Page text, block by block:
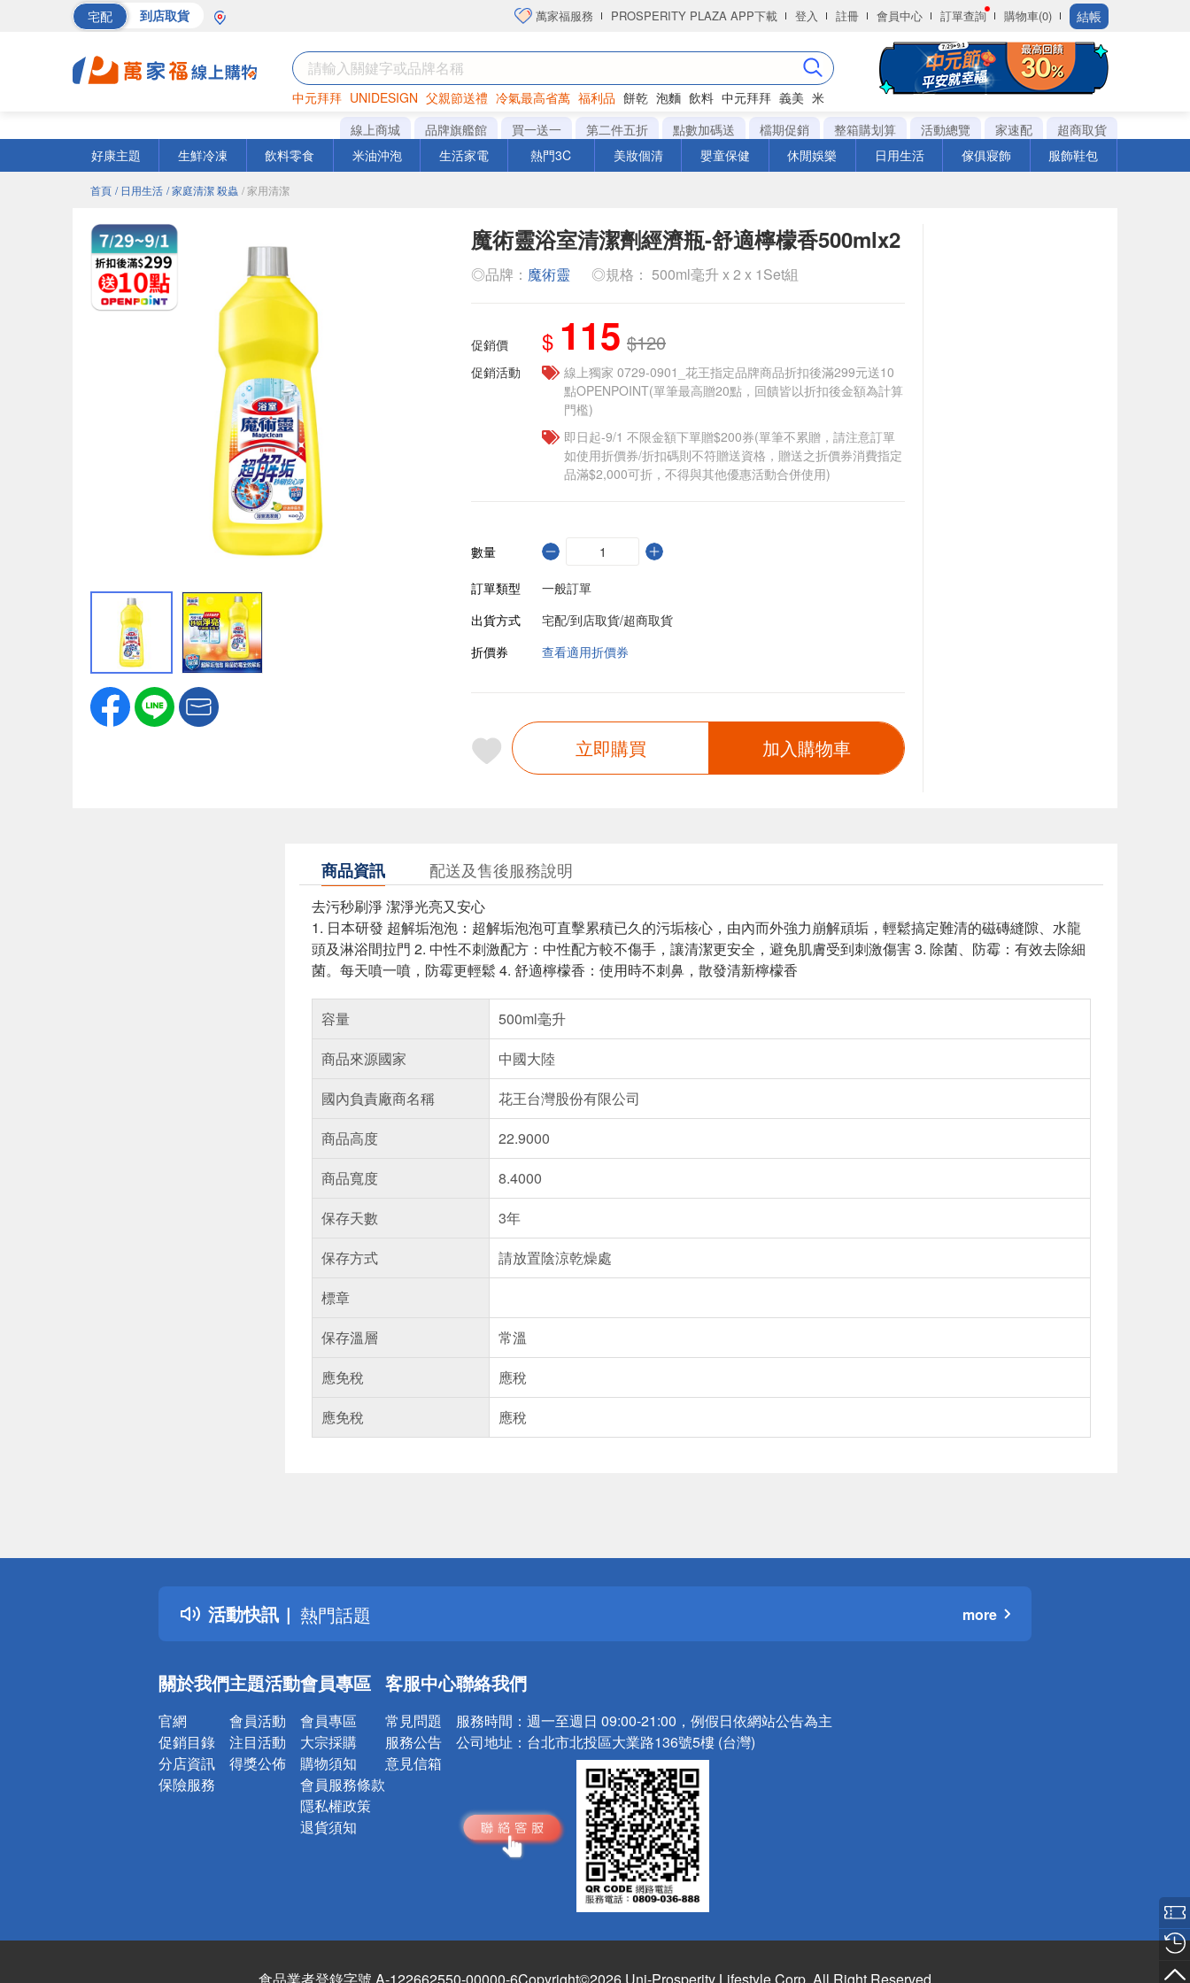
宅配 到店取貨 萬家福服務 PROSPERITY PLAZA APP下載 登入 註冊 會員中心 訂單查詢 購物車(0) 結帳
中元拜拜 UNIDESIGN 父親節送禮 冷氣最高省萬 福利品 餅乾 泡麵 飲料 中元拜拜 義美 米
巧克力 罐頭 衛生紙
線上商城 品牌旗艦館 買一送一 第二件五折 點數加碼送 檔期促銷 整箱購划算 活動總覽 家速配
超商取貨
好康主題
生鮮冷凍 飲料零食 米油沖泡 生活家電 熱門3C 美妝個清 嬰童保健 休閒娛樂 日用生活 傢俱寢飾 服飾鞋包
首頁 / 日用生活 / 家庭清潔 殺蟲 / 家用清潔
魔術靈浴室清潔劑經濟瓶-舒適檸檬香500mlx2
◎品牌： 魔術靈 ◎規格： 500ml毫升 x 2 x 1Set組
促銷價 $ 115 $120
促銷活動
線上獨家 0729-0901_花王指定品牌商品折扣後滿299元送10
點OPENPOINT(單筆最高贈20點，回饋皆以折扣後金額為計算
門檻)
即日起-9/1 不限金額下單贈$200券(單筆不累贈，請注意訂單
如使用折價券/折扣碼則不符贈送資格，贈送之折價券消費指定
品滿$2,000可折，不得與其他優惠活動合併使用)
數量
訂單類型
一般訂單
出貨方式
宅配/到店取貨/超商取貨
折價券
查看適用折價券
立即購買 加入購物車
商品資訊 配送及售後服務說明
去污秒刷淨 潔淨光亮又安心
1. 日本研發 超解垢泡泡：超解垢泡泡可直擊累積已久的污垢核心，由內而外強力崩解頑垢，輕鬆搞定難清的磁磚縫隙、水龍
頭及淋浴間拉門 2. 中性不刺激配方：中性配方較不傷手，讓清潔更安全，避免肌膚受到刺激傷害 3. 除菌、防霉：有效去除細
菌。每天噴一噴，防霉更輕鬆 4. 舒適檸檬香：使用時不刺鼻，散發清新檸檬香
容量
500ml毫升
商品來源國家
中國大陸
國內負責廠商名稱
花王台灣股份有限公司
商品高度
22.9000
商品寬度
8.4000
保存天數
3年
保存方式
請放置陰涼乾燥處
標章
保存溫層
常溫
應免稅
應稅
應免稅
應稅
活動快訊
詐騙網頁！請小心！
得獎公告
熱門話題
銀行優惠
詐騙網頁！請小心！
more
關於我們
官網
促銷目錄
分店資訊
保險服務
主題活動
會員活動
注目活動
得獎公佈
會員專區
會員專區
大宗採購
購物須知
會員服務條款
隱私權政策
退貨須知
客服中心
常見問題
服務公告
意見信箱
聯絡我們
服務時間： 週一至週日 09:00-21:00，例假日依網站公告為主
公司地址： 台北市北投區大業路136號5樓 (台灣)
食品業者登錄字號 A-122662550-00000-6